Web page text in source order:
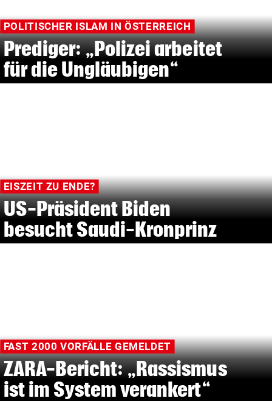
POLITISCHER ISLAM IN ÖSTERREICH
Prediger: „Polizei arbeitet
für die Ungläubigen“
EISZEIT ZU ENDE?
US-Präsident Biden
besucht Saudi-Kronprinz
FAST 2000 VORFÄLLE GEMELDET
ZARA-Bericht: „Rassismus
ist im System verankert“